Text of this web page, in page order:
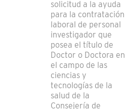
solicitud a la ayuda
para la contratación
laboral de personal
investigador que
posea el título de
Doctor o Doctora en
el campo de las
ciencias y
tecnologías de la
salud de la
Consejería de